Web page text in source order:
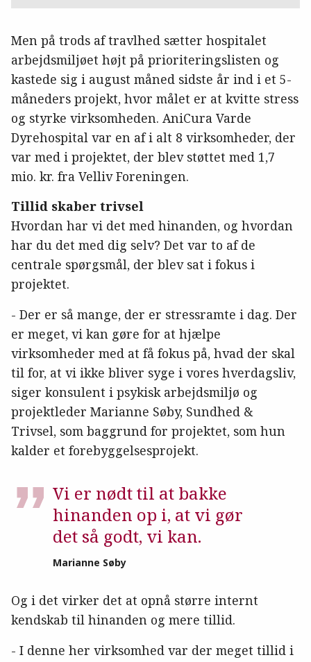
Men på trods af travlhed sætter hospitalet
arbejdsmiljøet højt på prioriteringslisten og
kastede sig i august måned sidste år ind i et 5-
måneders projekt, hvor målet er at kvitte stress
og styrke virksomheden. AniCura Varde
Dyrehospital var en af i alt 8 virksomheder, der
var med i projektet, der blev støttet med 1,7
mio. kr. fra Velliv Foreningen.
Tillid skaber trivsel
Hvordan har vi det med hinanden, og hvordan
har du det med dig selv? Det var to af de
centrale spørgsmål, der blev sat i fokus i
projektet.
- Der er så mange, der er stressramte i dag. Der
er meget, vi kan gøre for at hjælpe
virksomheder med at få fokus på, hvad der skal
til for, at vi ikke bliver syge i vores hverdagsliv,
siger konsulent i psykisk arbejdsmiljø og
projektleder Marianne Søby, Sundhed &
Trivsel, som baggrund for projektet, som hun
kalder et forebyggelsesprojekt.
Vi er nødt til at bakke
hinanden op i, at vi gør
det så godt, vi kan.
Marianne Søby
Og i det virker det at opnå større internt
kendskab til hinanden og mere tillid.
- I denne her virksomhed var der meget tillid i